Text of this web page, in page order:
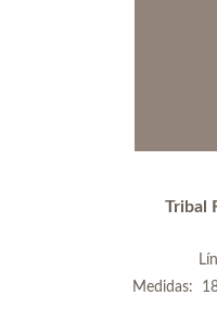
Tribal
Medidas: